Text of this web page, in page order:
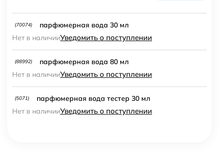
(70074)
парфюмерная вода 30 мл
Нет в наличииУведомить о поступлении
(88992)
парфюмерная вода 80 мл
Нет в наличииУведомить о поступлении
(5071)
парфюмерная вода тестер 30 мл
Нет в наличииУведомить о поступлении